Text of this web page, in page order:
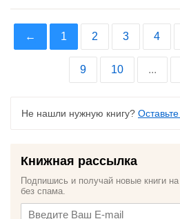
← 1 2 3 4
9 10 ...
Не нашли нужную книгу?
Книжная рассылка
Подпишись и получай новые книги
без спама.